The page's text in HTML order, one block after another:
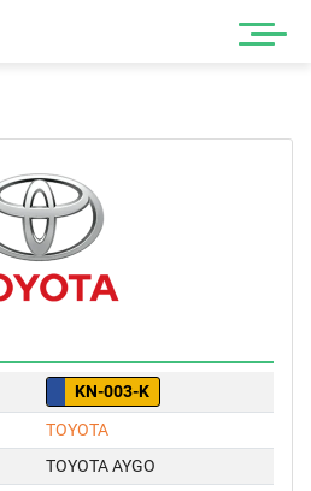
KN-003-K
TOYOTA
TOYOTA AYGO